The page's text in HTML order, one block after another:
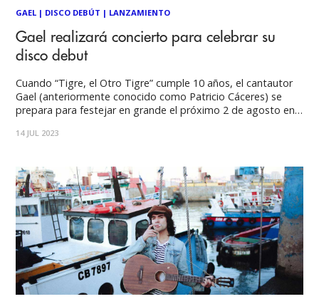
GAEL | DISCO DEBÚT | LANZAMIENTO
Gael realizará concierto para celebrar su
disco debut
Cuando “Tigre, el Otro Tigre” cumple 10 años, el cantautor
Gael (anteriormente conocido como Patricio Cáceres) se
prepara para festejar en grande el próximo 2 de agosto en
talento Joaquín Álvarez como artista invitado. ¿Quién es
14 JUL 2023